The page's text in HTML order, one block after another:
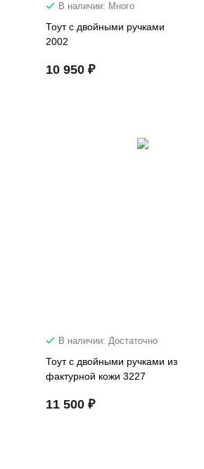
В наличии: Много
Тоут с двойными ручками
2002
10 950 ₽
В наличии: Достаточно
Тоут с двойными ручками из
фактурной кожи 3227
11 500 ₽